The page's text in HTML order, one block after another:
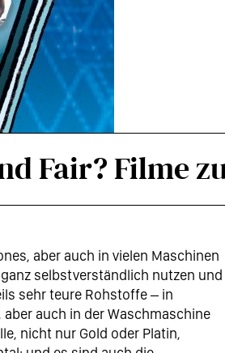
Fair? Filme
aber auch in vielen Maschinen
selbstverständlich nutzen und
sehr teure Rohstoffe – in
auch in der Waschmaschine
nicht nur Gold oder Platin,